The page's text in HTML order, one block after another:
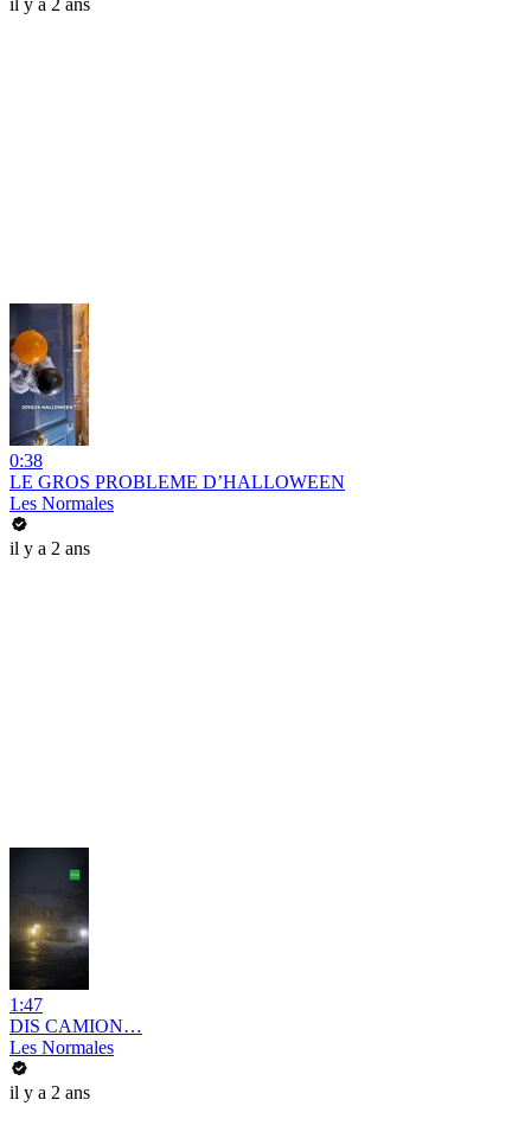
il y a 2 ans
0:38
LE GROS PROBLEME D’HALLOWEEN
Les Normales
il y a 2 ans
1:47
DIS CAMION…
Les Normales
il y a 2 ans